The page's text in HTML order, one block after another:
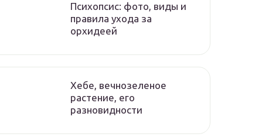
Психопсис: фото, виды и
правила ухода за
орхидеей
Хебе, вечнозеленое
растение, его
разновидности